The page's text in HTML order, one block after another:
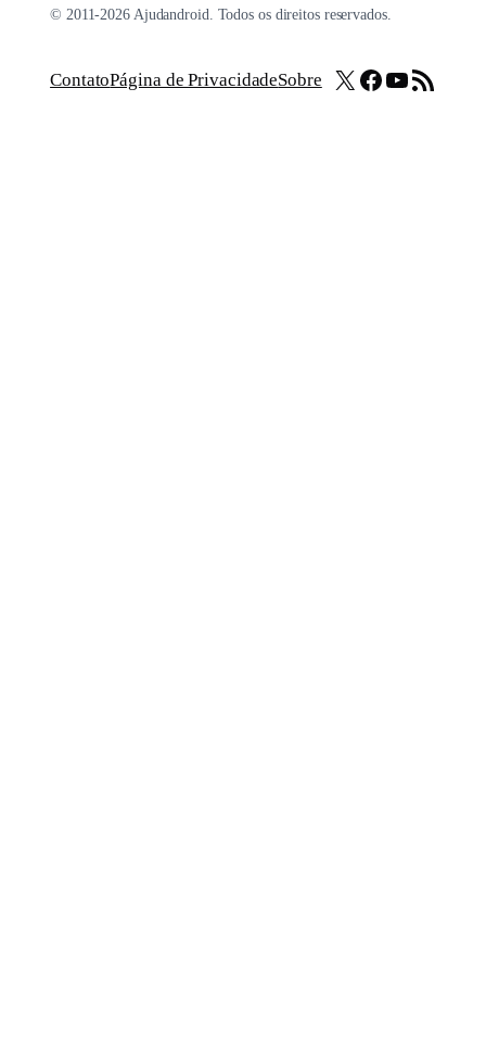
© 2011-2026 Ajudandroid. Todos os direitos reservados.
ContatoPágina de PrivacidadeSobre X Facebook
Youtube
Feed RSS